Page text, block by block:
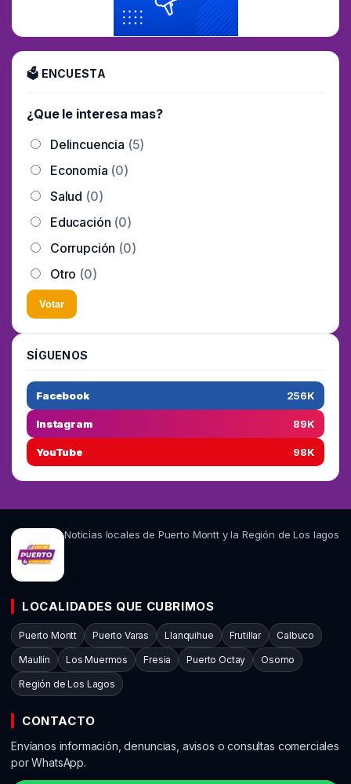
🗳 ENCUESTA
¿Que le interesa mas?
Delincuencia (5)
Economía (0)
Salud (0)
Educación (0)
Corrupción (0)
Otro (0)
Votar
SÍGUENOS
Facebook 256K
Instagram 89K
YouTube 98K
Noticias locales de Puerto Montt y la Región de Los lagos
LOCALIDADES QUE CUBRIMOS
Puerto Montt Puerto Varas Llanquihue Frutillar Calbuco
Maullín Los Muermos Fresia Puerto Octay Osorno
Región de Los Lagos
CONTACTO
Envíanos información, denuncias, avisos o consultas comerciales
por WhatsApp.